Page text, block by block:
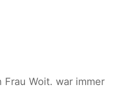
Woit. war immer